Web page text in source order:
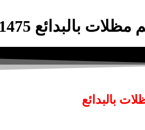
0509091475 خصم 40% – الصفوة
بالبدائع